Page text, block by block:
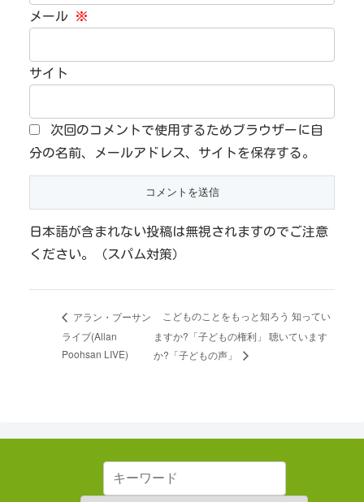
メール ※
サイト
次回のコメントで使用するためブラウザーに自
分の名前、メールアドレス、サイトを保存する。
日本語が含まれない投稿は無視されますのでご注意
ください。（スパム対策）
アラン・プーサン
ライブ(Allan
Poohsan LIVE)
こどものことをもっと知ろう 知ってい
ますか?「子どもの権利」 聴いています
か?「子どもの声」